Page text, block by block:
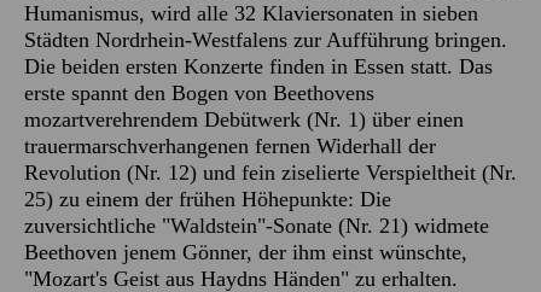
Humanismus, wird alle 32 Klaviersonaten in sieben
Städten Nordrhein-Westfalens zur Aufführung bringen.
Die beiden ersten Konzerte finden in Essen statt. Das
erste spannt den Bogen von Beethovens
mozartverehrendem Debütwerk (Nr. 1) über einen
trauermarschverhangenen fernen Widerhall der
Revolution (Nr. 12) und fein ziselierte Verspieltheit (Nr.
25) zu einem der frühen Höhepunkte: Die
zuversichtliche "Waldstein"-Sonate (Nr. 21) widmete
Beethoven jenem Gönner, der ihm einst wünschte,
"Mozart's Geist aus Haydns Händen" zu erhalten.